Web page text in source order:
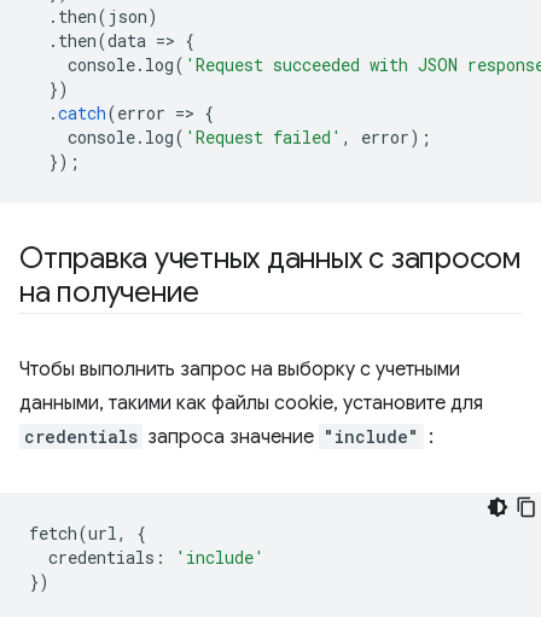
. then( json)
. then(data => {
console. log( 'Request succeeded with JSON
})
.catch(error => {
console. log( 'Request failed' , error);
});
Отправка учетных данных с запросом
на получение
Чтобы выполнить запрос на выборку с учетными
данными, такими как файлы cookie, установите для
credentials запроса значение "include" :
fetch(url,
{
credentials :
'include'
})